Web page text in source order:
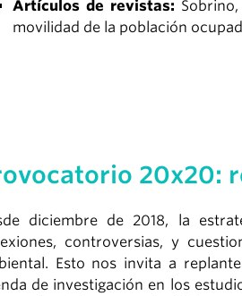
Artículos de revistas:
movilidad de la población
20x20:
diciembre de 2018, la
controversias, y
Esto nos invita a
de investigación en los